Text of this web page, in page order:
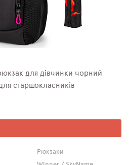
для дівчинки чорний
старшокласників
Рюкзаки